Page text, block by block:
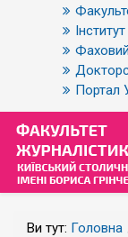
Портал
Ви тут: Головна